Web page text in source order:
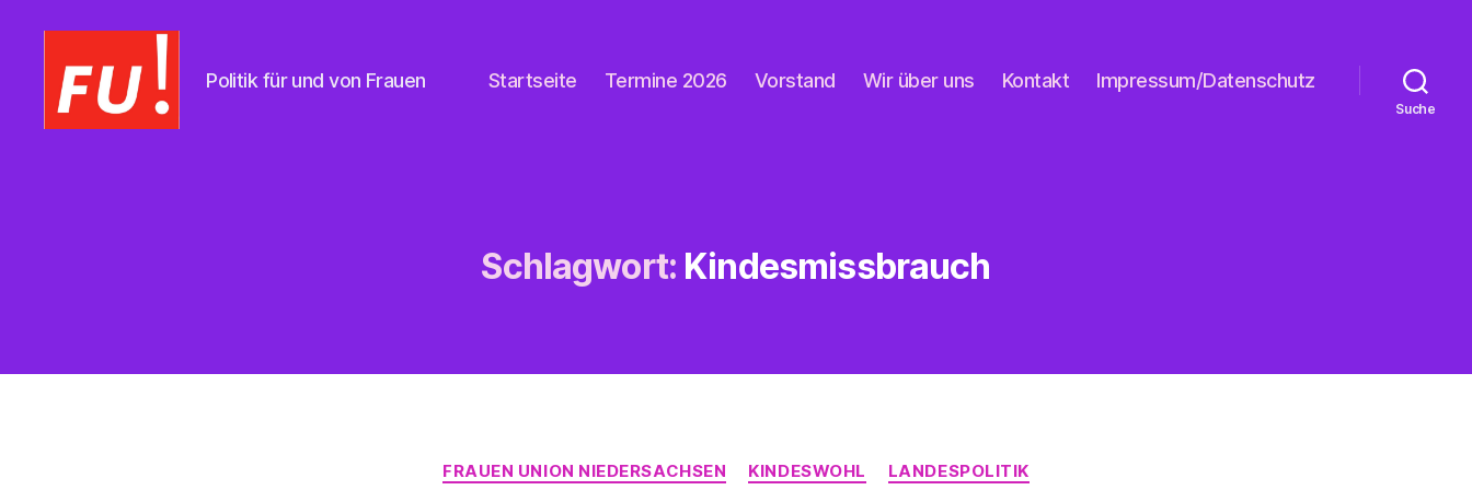
Politik für und von Frauen Startseite Termine 2026 Vorstand Wir über uns Kontakt Impressum/Datenschutz
Suche
Schlagwort: Kindesmissbrauch
Kategorien
FRAUEN UNION NIEDERSACHSEN KINDESWOHL LANDESPOLITIK